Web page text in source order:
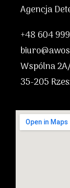
Agencja
+48 604
Wspólna
35-205